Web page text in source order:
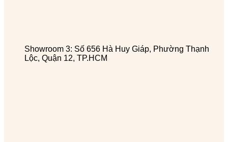
Showroom 3: Số 656 Hà Huy Giáp, Phường Thạnh
Lộc, Quận 12, TP.HCM